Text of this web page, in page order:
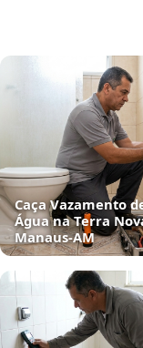
Caça Vazamento
Água na Terra
Manaus‑AM